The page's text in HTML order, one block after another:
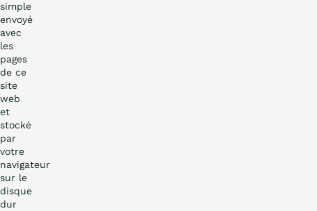
simple
envoyé
avec
les
pages
de ce
site
web
et
stocké
par
votre
navigateur
sur le
disque
dur